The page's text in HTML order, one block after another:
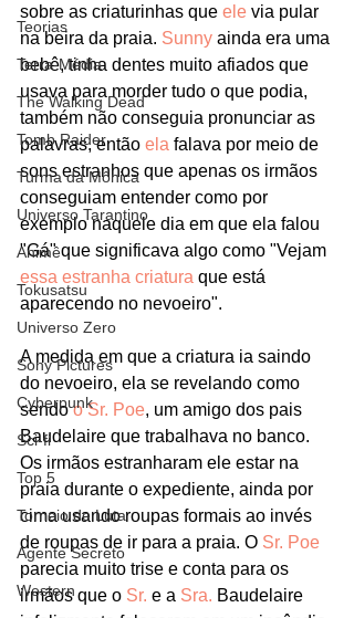
Teorias
Terra-Média
The Walking Dead
Tomb Raider
Turma da Mônica
Universo Tarantino
Animê
Tokusatsu
Universo Zero
Sony Pictures
Cyberpunk
Sci-fi
Top 5
Torneio de Luta
Agente Secreto
Western
sobre as criaturinhas que ele via pular
na beira da praia. Sunny ainda era uma
bebê, tinha dentes muito afiados que
usava para morder tudo o que podia,
também não conseguia pronunciar as
palavras, então ela falava por meio de
sons estranhos que apenas os irmãos
conseguiam entender como por
exemplo naquele dia em que ela falou
"Gá" que significava algo como "Vejam
essa estranha criatura que está
aparecendo no nevoeiro".
A medida em que a criatura ia saindo
do nevoeiro, ela se revelando como
sendo o Sr. Poe, um amigo dos pais
Baudelaire que trabalhava no banco.
Os irmãos estranharam ele estar na
praia durante o expediente, ainda por
cima usando roupas formais ao invés
de roupas de ir para a praia. O Sr. Poe
parecia muito trise e conta para os
irmãos que o Sr. e a Sra. Baudelaire